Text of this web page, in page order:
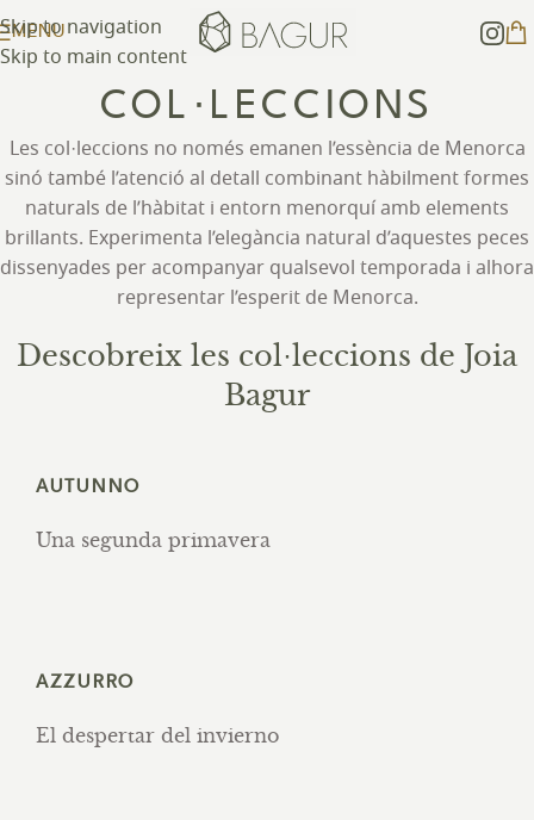
Skip to navigation
Skip to main content
MENU
COL·LECCIONS
Les col·leccions no només emanen l’essència de Menorca
sinó també l’atenció al detall combinant hàbilment formes
naturals de l’hàbitat i entorn menorquí amb elements
brillants. Experimenta l’elegància natural d’aquestes peces
dissenyades per acompanyar qualsevol temporada i alhora
representar l’esperit de Menorca.
Descobreix les col·leccions de Joia
Bagur
AUTUNNO
Una segunda primavera
AZZURRO
El despertar del invierno